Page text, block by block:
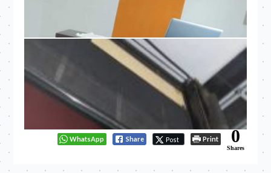
WhatsApp Share Post Print 0
Shares